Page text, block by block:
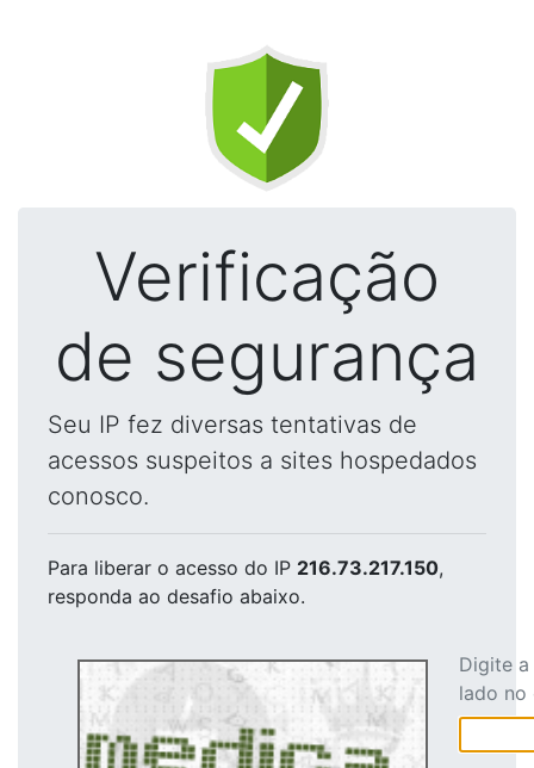
Verificação
de segurança
Seu IP fez diversas tentativas de
acessos suspeitos a sites hospedados
conosco.
Para liberar o acesso do IP 216.73.217.150,
responda ao desafio abaixo.
Digite
lado no